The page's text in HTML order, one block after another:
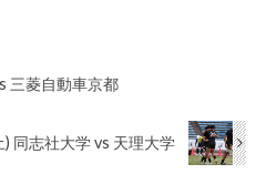
三菱自動車京都
) 同志社大学 vs 天理大学